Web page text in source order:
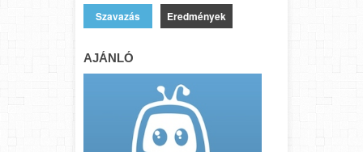
Eredmények
AJÁNLÓ